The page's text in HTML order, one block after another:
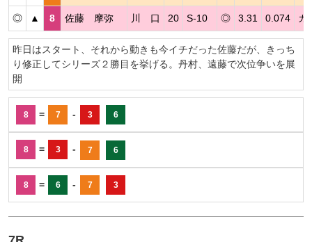
◎ ▲ 8 佐藤 摩弥 川 口 20 S-10 ◎ 3.31 0.074 カ
昨日はスタート、それから動きも今イチだった佐藤だが、きっち
り修正してシリーズ２勝目を挙げる。丹村、遠藤で次位争いを展
開
8 = 7 - 3 6
8 = 3 - 7 6
8 = 6 - 7 3